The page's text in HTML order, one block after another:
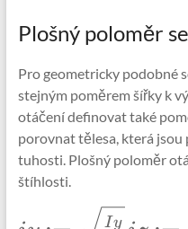
max}
Plošný poloměr
Pro geometricky podobné
stejným poměrem šířky k
otáčení definovat také
porovnat tělesa, která jsou
tuhosti. Plošný poloměr
štíhlosti.
\Large
Iy
\Large